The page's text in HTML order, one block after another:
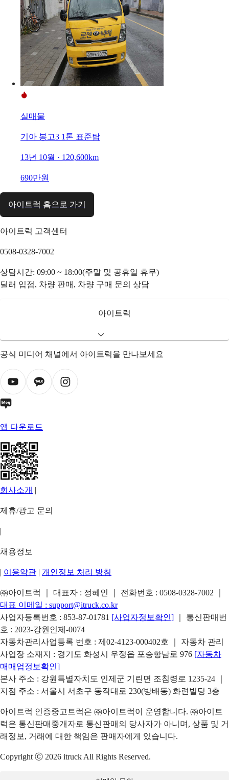
실매물
기아 봉고3 1톤 표준탑
13년 10월 · 120,600km
690만원
아이트럭 홈으로 가기
아이트럭 고객센터
0508-0328-7002
상담시간: 09:00 ~ 18:00(주말 및 공휴일 휴무)
딜러 입점, 차량 판매, 차량 구매 문의 상담
아이트럭
공식 미디어 채널에서 아이트럭을 만나보세요
앱 다운로드
회사소개 |
제휴/광고 문의
|
채용정보
| 이용약관 | 개인정보 처리 방침
㈜아이트럭 ｜ 대표자 : 정혜인 ｜ 전화번호 : 0508-0328-7002
대표 이메일 : support@itruck.co.kr
사업자등록번호 : 853-87-01781 [사업자정보확인]
｜ 통신판매번
호 : 2023-강원인제-0074
자동차관리사업등록 번호 : 제02-4123-000402호 ｜ 자동차 관리
사업장 소재지 : 경기도 화성시 우정읍 포승항남로 976 [자동차
매매업정보확인]
본사 주소 : 강원특별자치도 인제군 기린면 조침령로 1235-24 ｜
지점 주소 : 서울시 서초구 동작대로 230(방배동) 화련빌딩 3층
아이트럭 인증중고트럭은 ㈜아이트럭이 운영합니다. ㈜아이트
럭은 통신판매중개자로 통신판매의 당사자가 아니며, 상품 및 거
래정보, 거래에 대한 책임은 판매자에게 있습니다.
Copyright ⓒ 2026 itruck All Rights Reserved.